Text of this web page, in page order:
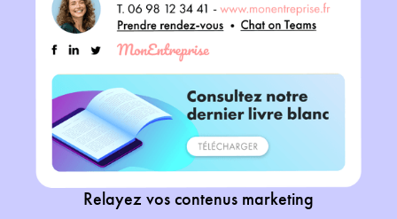
Relayez vos contenus marketing